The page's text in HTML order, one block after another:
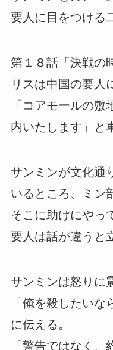
要人に目をつける
第１８話「決戦の
リスは中国の要人
「コアモールの
内いたします」と
サンミンが文化通
いるところ、ミン
そこに助けにやっ
要人は話が違うと
サンミンは怒りに
「俺を殺したい
に伝える。
「警告ではなく